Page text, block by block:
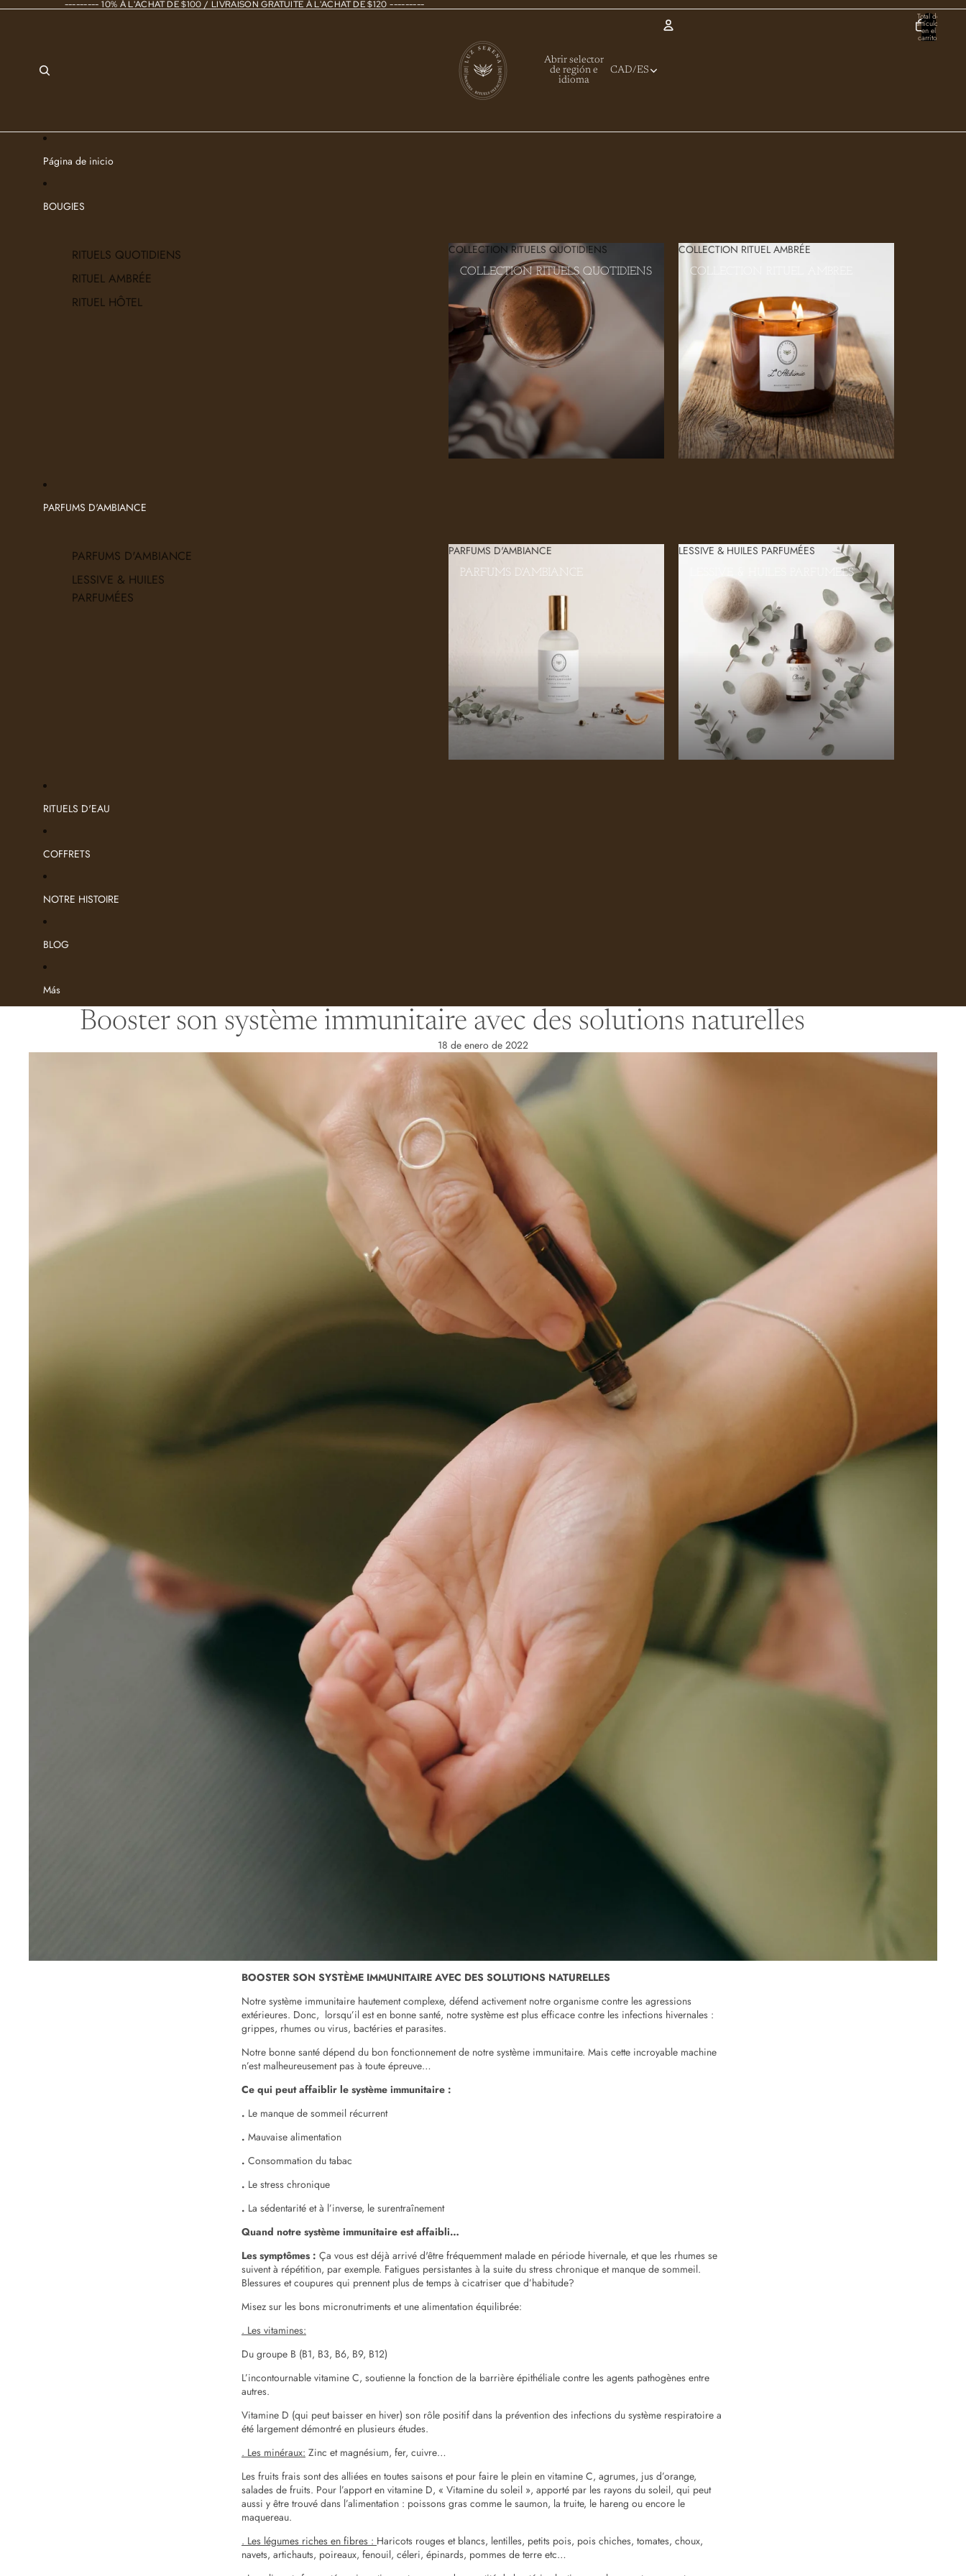
--------- 10% À L'ACHAT DE $100 / LIVRAISON GRATUITE À L'ACHAT DE $120 ---------
Abrir selector
de región e
idioma
CAD/ES
Total de
artículos
en el
carrito:
0
Página de inicio
BOUGIES
RITUELS QUOTIDIENS
RITUEL AMBRÉE
RITUEL HÔTEL
COLLECTION RITUELS QUOTIDIENS
COLLECTION RITUELS QUOTIDIENS
COLLECTION RITUEL AMBRÉE
COLLECTION RITUEL AMBRÉE
PARFUMS D'AMBIANCE
PARFUMS D'AMBIANCE
LESSIVE & HUILES
PARFUMÉES
PARFUMS D'AMBIANCE
PARFUMS D'AMBIANCE
LESSIVE & HUILES PARFUMÉES
LESSIVE & HUILES PARFUMÉES
RITUELS D'EAU
COFFRETS
NOTRE HISTOIRE
BLOG
Más
Booster son système immunitaire avec des solutions naturelles
18 de enero de 2022
BOOSTER SON SYSTÈME IMMUNITAIRE AVEC DES SOLUTIONS NATURELLES
Notre système immunitaire hautement complexe, défend activement notre organisme contre les agressions
extérieures. Donc, lorsqu’il est en bonne santé, notre système est plus efficace contre les infections hivernales :
grippes, rhumes ou virus, bactéries et parasites.
Notre bonne santé dépend du bon fonctionnement de notre système immunitaire. Mais cette incroyable machine
n’est malheureusement pas à toute épreuve…
Ce qui peut affaiblir le système immunitaire :
. Le manque de sommeil récurrent
. Mauvaise alimentation
. Consommation du tabac
. Le stress chronique
. La sédentarité et à l’inverse, le surentraînement
Quand notre système immunitaire est affaibli…
Les symptômes : Ça vous est déjà arrivé d'être fréquemment malade en période hivernale, et que les rhumes se
suivent à répétition, par exemple. Fatigues persistantes à la suite du stress chronique et manque de sommeil.
Blessures et coupures qui prennent plus de temps à cicatriser que d’habitude?
Misez sur les bons micronutriments et une alimentation équilibrée:
. Les vitamines:
Du groupe B (B1, B3, B6, B9, B12)
L’incontournable vitamine C, soutienne la fonction de la barrière épithéliale contre les agents pathogènes entre
autres.
Vitamine D (qui peut baisser en hiver) son rôle positif dans la prévention des infections du système respiratoire a
été largement démontré en plusieurs études.
. Les minéraux: Zinc et magnésium, fer, cuivre…
Les fruits frais sont des alliées en toutes saisons et pour faire le plein en vitamine C, agrumes, jus d’orange,
salades de fruits. Pour l’apport en vitamine D, « Vitamine du soleil », apporté par les rayons du soleil, qui peut
aussi y être trouvé dans l’alimentation : poissons gras comme le saumon, la truite, le hareng ou encore le
maquereau.
. Les légumes riches en fibres : Haricots rouges et blancs, lentilles, petits pois, pois chiches, tomates, choux,
navets, artichauts, poireaux, fenouil, céleri, épinards, pommes de terre etc…